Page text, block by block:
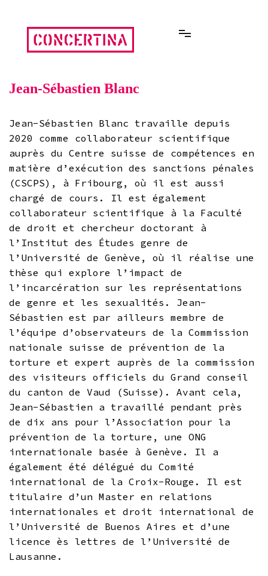
contenu
Jean-Sébastien Blanc
Jean-Sébastien Blanc travaille depuis
2020 comme collaborateur scientifique
auprès du Centre suisse de compétences en
matière d’exécution des sanctions pénales
(CSCPS), à Fribourg, où il est aussi
chargé de cours. Il est également
collaborateur scientifique à la Faculté
de droit et chercheur doctorant à
l’Institut des Études genre de
l’Université de Genève, où il réalise une
thèse qui explore l’impact de
l’incarcération sur les représentations
de genre et les sexualités. Jean-
Sébastien est par ailleurs membre de
l’équipe d’observateurs de la Commission
nationale suisse de prévention de la
torture et expert auprès de la commission
des visiteurs officiels du Grand conseil
du canton de Vaud (Suisse). Avant cela,
Jean-Sébastien a travaillé pendant près
de dix ans pour l’Association pour la
prévention de la torture, une ONG
internationale basée à Genève. Il a
également été délégué du Comité
international de la Croix-Rouge. Il est
titulaire d’un Master en relations
internationales et droit international de
l’Université de Buenos Aires et d’une
licence ès lettres de l’Université de
Lausanne.